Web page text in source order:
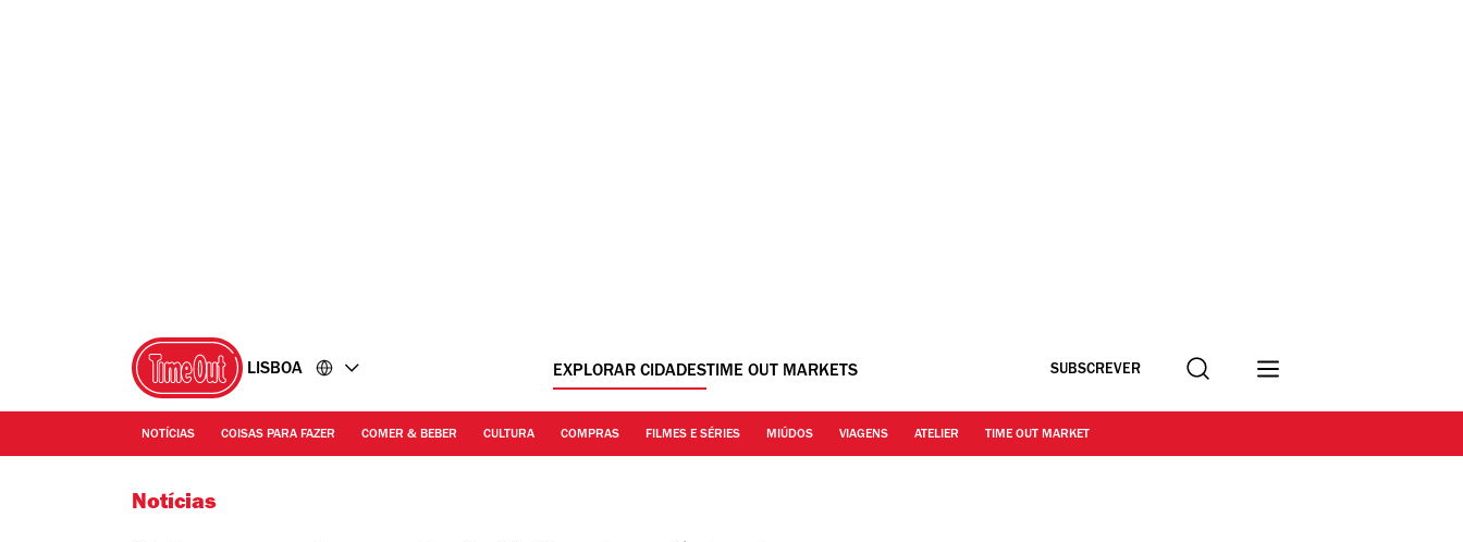
LISBOA EXPLORAR CIDADESTIME OUT MARKETS SUBSCREVER Procurar
NOTÍCIAS COISAS PARA FAZER COMER & BEBER CULTURA COMPRAS FILMES E SÉRIES MIÚDOS VIAGENS ATELIER TIME OUT MARKET
Notícias